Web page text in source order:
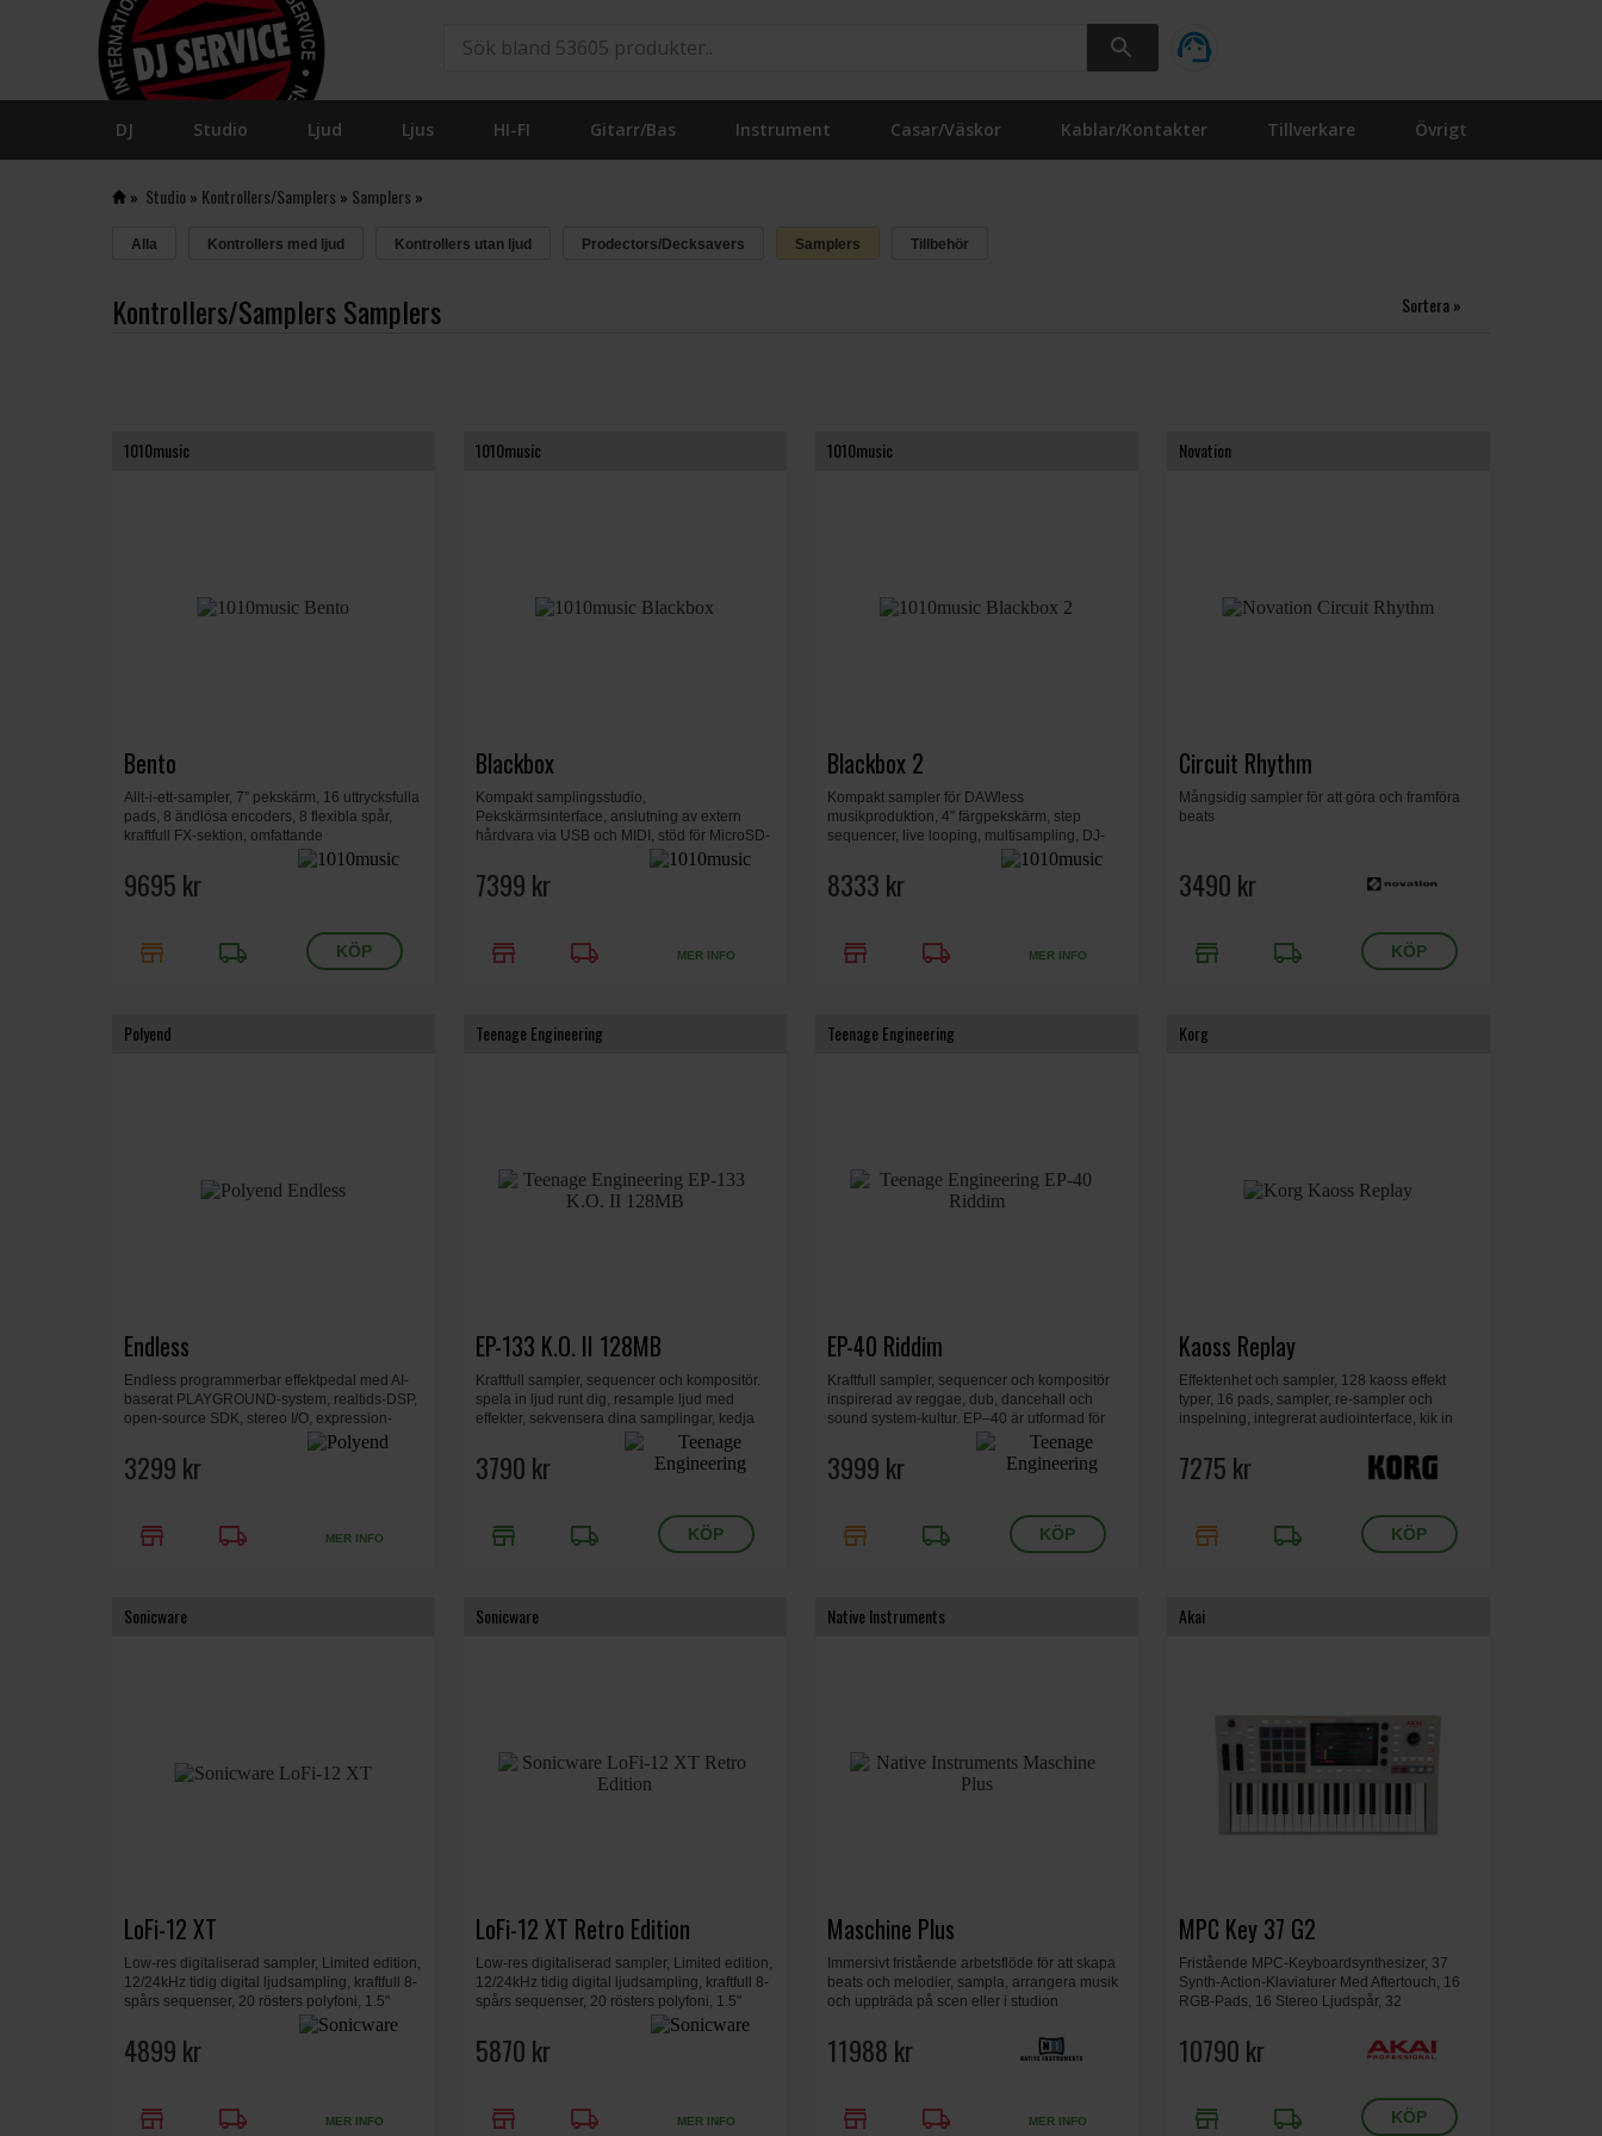
DJ Studio Ljud Ljus HI-FI Gitarr/Bas Instrument Casar/Väskor Kablar/Kontakter Tillverkare Övrigt
» Studio» Kontrollers/Samplers » Samplers »
Alla Kontrollers med ljud Kontrollers utan ljud Prodectors/Decksavers Samplers Tillbehör
Kontrollers/Samplers Samplers Sortera »
1010music
Bento
Allt-i-ett-sampler, 7” pekskärm, 16 uttrycksfulla
pads, 8 ändlösa encoders, 8 flexibla spår,
kraftfull FX-sektion, omfattande
modulationssystem, 2 MIDI in + 2 ut (TRS),
batteridriven, 204 x 218 x 51 mm, 0,936 kg.
9695 kr
store local_shipping
1010music
Blackbox
Kompakt samplingsstudio,
Pekskärmsinterface, anslutning av extern
hårdvara via USB och MIDI, stöd för MicroSD-
kort, 4-bands global EQ, 16 polyfonier, 140 x
130 x 30 mm, 0,9 kg.
7399 kr
store local_shipping MER INFO
1010music
Blackbox 2
Kompakt sampler för DAWless
musikproduktion, 4” färgpekskärm, step
sequencer, live looping, multisampling, DJ-
effekter, MIDI och USB-C, 3 timmars batteritid,
stereo in/ut, microSD-stöd, intern resampling.
8333 kr
store local_shipping MER INFO
Novation
Circuit Rhythm
Mångsidig sampler för att göra och framföra
beats
3490 kr
store local_shipping
Polyend
Endless
Endless programmerbar effektpedal med AI-
baserat PLAYGROUND-system, realtids-DSP,
open-source SDK, stereo I/O, expression-
ingång, USB-C och aluminiumchassi.
3299 kr
store local_shipping MER INFO
Teenage Engineering
EP-133 K.O. II 128MB
Kraftfull sampler, sequencer och kompositör.
spela in ljud runt dig, resample ljud med
effekter, sekvensera dina samplingar, kedja
scener i låtläge, justera och automatisera filter,
tonhöjd och mer. 128 MB. 240 x 176 x 16 mm.
3790 kr
store local_shipping
Teenage Engineering
EP-40 Riddim
Kraftfull sampler, sequencer och kompositör
inspirerad av reggae, dub, dancehall och
sound system-kultur. EP–40 är utformad för
uttrycksfulla liveframträdanden med grid-
synkroniserade loopar och reggae-
inspirerade effekter.
3999 kr
store local_shipping
Korg
Kaoss Replay
Effektenhet och sampler, 128 kaoss effekt
typer, 16 pads, sampler, re-sampler och
inspelning, integrerat audiointerface, kik in
56 mm
7275 kr
store local_shipping
Sonicware
LoFi-12 XT
Low-res digitaliserad sampler, Limited edition,
12/24kHz tidig digital ljudsampling, kraftfull 8-
spårs sequenser, 20 rösters polyfoni, 1.5"
OLED display, inbyggd mikrofon och
högtalare, SD kort slot, 175 x 147 x 460 mm,
0.55 kg. Svart.
4899 kr
store local_shipping MER INFO
Sonicware
LoFi-12 XT Retro Edition
Low-res digitaliserad sampler, Limited edition,
12/24kHz tidig digital ljudsampling, kraftfull 8-
spårs sequenser, 20 rösters polyfoni, 1.5"
OLED display, inbyggd mikrofon och
högtalare, SD kort slot, 175 x 147 x 460 mm,
0.55 kg.
5870 kr
store local_shipping MER INFO
Native Instruments
Maschine Plus
Immersivt fristående arbetsflöde för att skapa
beats och melodier, sampla, arrangera musik
och uppträda på scen eller i studion
11988 kr
store local_shipping MER INFO
Akai
MPC Key 37 G2
Fristående MPC-Keyboardsynthesizer, 37
Synth-Action-Klaviaturer Med Aftertouch, 16
RGB-Pads, 16 Stereo Ljudspår, 32
Ljud/MIDI, Mått 58.2 × 31.5 × 8.5 cm, Vikt 4.36
kg.
10790 kr
store local_shipping